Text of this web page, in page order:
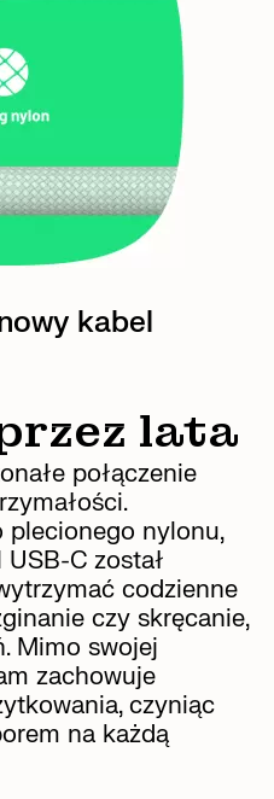
kabel
lata
połączenie
plecionego nylonu,
C został
codzienne
czy skręcanie,
Mimo swojej
zachowuje
czyniąc
na każdą